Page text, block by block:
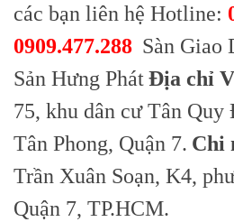
các bạn liên hệ Hotline:
0909.477.288 Sàn Giao
Sản Hưng PhátĐịa chỉ
75, khu dân cư Tân Quy
Tân Phong, Quận 7. Chi
Trần Xuân Soạn, K4,
Quận 7, TP.HCM.